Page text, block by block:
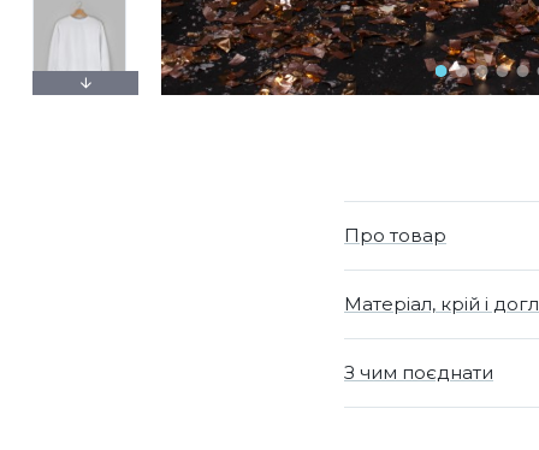
Про товар
Матеріал, крій і
З чим поєднати